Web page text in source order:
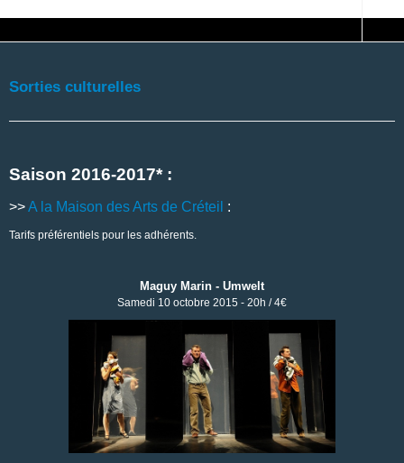
Sorties culturelles
Saison 2016-2017* :
>>A la Maison des Arts de Créteil :
Tarifs préférentiels pour les adhérents.
Maguy Marin - Umwelt
Samedi 10 octobre 2015 - 20h / 4€